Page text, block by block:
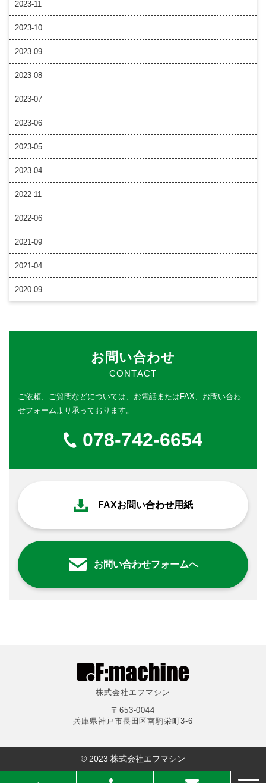
2023-11
2023-10
2023-09
2023-08
2023-07
2023-06
2023-05
2023-04
2022-11
2022-06
2021-09
2021-04
2020-09
お問い合わせ
CONTACT
ご依頼、ご質問などについては、 お電話またはFAX、お問い合わ
せフォームより承っております。
078-742-6654
FAXお問い合わせ用紙
お問い合わせフォームへ
株式会社エフマシン
〒653-0044
兵庫県神戸市長田区南駒栄町3-6
© 2023 株式会社エフマシン